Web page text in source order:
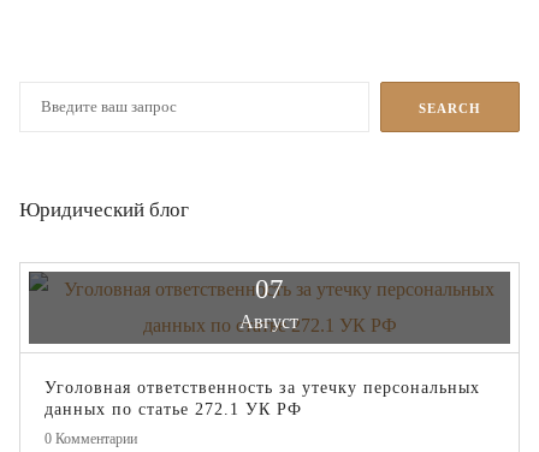
Юридический блог
07
Август
Уголовная ответственность за утечку персональных
данных по статье 272.1 УК РФ
0 Комментарии